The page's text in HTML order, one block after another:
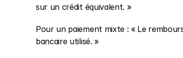
sur un crédit équivalent. »
Pour un paiement mixte : « Le
bancaire utilisé. »